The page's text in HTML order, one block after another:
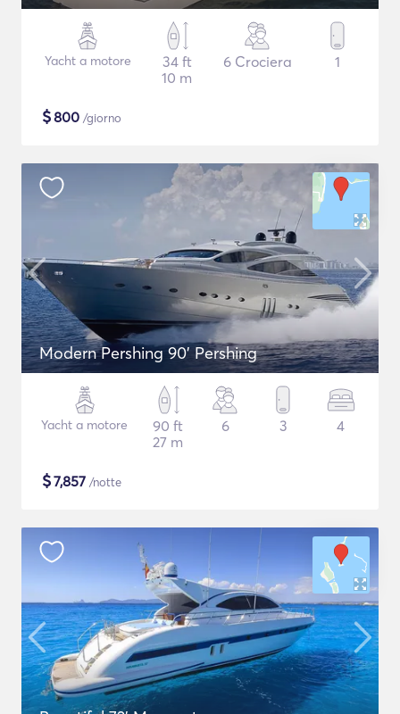
Yacht a motore
34 ft
10 m
6 Crociera 1
$800 /giorno
Modern Pershing 90' Pershing
Yacht a motore
90 ft
27 m
6 3 4
$7,857 /notte